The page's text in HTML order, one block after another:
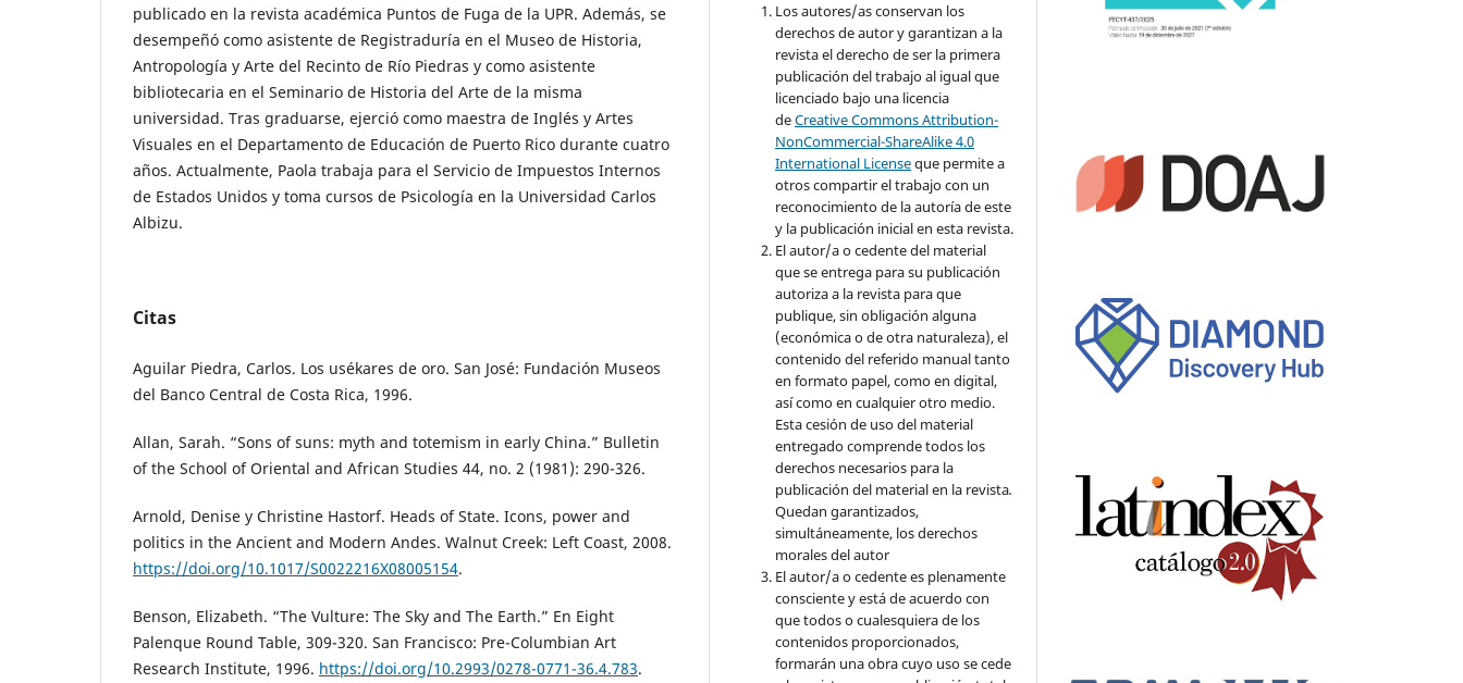
publicado en la revista académica Puntos de Fuga de la UPR. Además, se
desempeñó como asistente de Registraduría en el Museo de Historia,
Antropología y Arte del Recinto de Río Piedras y como asistente
bibliotecaria en el Seminario de Historia del Arte de la misma
universidad. Tras graduarse, ejerció como maestra de Inglés y Artes
Visuales en el Departamento de Educación de Puerto Rico durante cuatro
años. Actualmente, Paola trabaja para el Servicio de Impuestos Internos
de Estados Unidos y toma cursos de Psicología en la Universidad Carlos
Albizu.
Citas
Aguilar Piedra, Carlos. Los usékares de oro. San José: Fundación Museos
del Banco Central de Costa Rica, 1996.
Allan, Sarah. “Sons of suns: myth and totemism in early China.” Bulletin
of the School of Oriental and African Studies 44, no. 2 (1981): 290-326.
Arnold, Denise y Christine Hastorf. Heads of State. Icons, power and
politics in the Ancient and Modern Andes. Walnut Creek: Left Coast, 2008.
https://doi.org/10.1017/S0022216X08005154.
Benson, Elizabeth. “The Vulture: The Sky and The Earth.” En Eight
Palenque Round Table, 309-320. San Francisco: Pre-Columbian Art
Research Institute, 1996. https://doi.org/10.2993/0278-0771-36.4.783.
Los autores/as conservan los
derechos de autor y garantizan a la
revista el derecho de ser la primera
publicación del trabajo al igual que
licenciado bajo una licencia
deCreative Commons Attribution-
NonCommercial-ShareAlike 4.0
International Licenseque permite a
otros compartir el trabajo con un
reconocimiento de la autoría de este
y la publicación inicial en esta revista.
El autor/a o cedente del material
que se entrega para su publicación
autoriza a la revista para que
publique, sin obligación alguna
(económica o de otra naturaleza), el
contenido del referido manual tanto
en formato papel, como en digital,
así como en cualquier otro medio.
Esta cesión de uso del material
entregado comprende todos los
derechos necesarios para la
publicación del material en la revista.
Quedan garantizados,
simultáneamente, los derechos
morales del autor
El autor/a o cedente es plenamente
consciente y está de acuerdo con
que todos o cualesquiera de los
contenidos proporcionados,
formarán una obra cuyo uso se cede